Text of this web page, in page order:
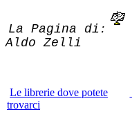
La Pagina di :
Aldo Zelli
Le librerie dove potete
trovarci